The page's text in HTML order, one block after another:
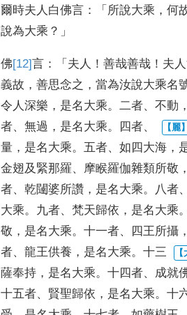
爾時夫人白佛言 ：「 所說大乘 ，何
說為大乘 ？」
佛[12]言 ：「 夫人 ！善哉善哉 ！ 夫人
義故 ，善思念之 ，當為汝說大乘名
令人深樂 ， 是名大乘。二者、不動
者、無過 ， 是名大乘。 四者、
量 ， 是名大乘。五者、如四大海 ，
金翅及緊那羅、 摩睺羅伽雜類所敬
者、乾闥婆所讚 ， 是名大乘。 八者
大乘。 九者、梵天歸依 ， 是名大乘
敬 ， 是名大乘。十一者、 四王所攝
者、龍王供養 ， 是名大乘。十三
薩奉持 ， 是名大乘。十四者、 成就
十五者、 賢聖歸依 ， 是名大乘。十